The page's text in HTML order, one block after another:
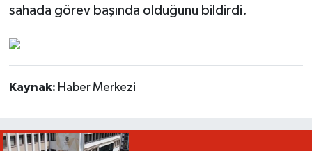
sahada görev başında olduğunu bildirdi.
Kaynak: Haber Merkezi